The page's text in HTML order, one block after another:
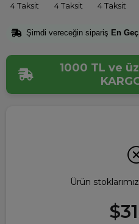
4 Taksit 4 Taksit 4 Taksit
Şimdi vereceğin sipariş En Geç
1000 TL ve
Ürün